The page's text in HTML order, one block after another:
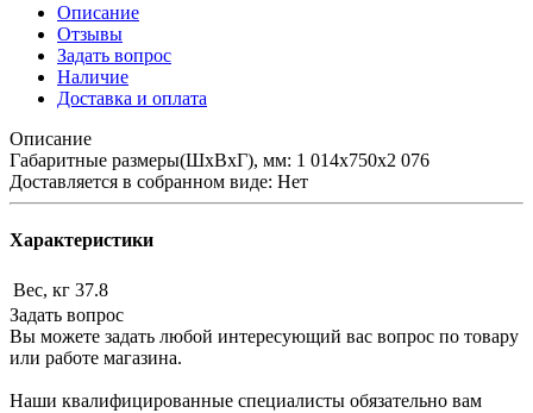
Описание
Отзывы
Задать вопрос
Наличие
Доставка и оплата
Описание
Габаритные размеры(ШхВхГ), мм: 1 014х750х2 076
Доставляется в собранном виде: Нет
Характеристики
Вес, кг 37.8
Задать вопрос
Вы можете задать любой интересующий вас вопрос по товару
или работе магазина.
Наши квалифицированные специалисты обязательно вам